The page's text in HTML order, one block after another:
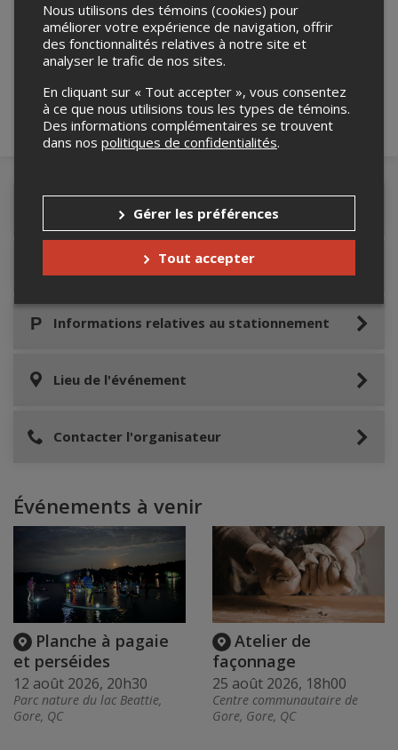
Merci de confirmer que vous n'êtes pas un
robot ci-bas.
Détails de l'événement
Accès au site de l'événement
Informations relatives au stationnement
Lieu de l'événement
Contacter l'organisateur
Événements à venir
Planche à pagaie
et perséides
12 août 2026, 20h30
Parc nature du lac Beattie,
Gore, QC
Atelier de
façonnage
25 août 2026, 18h00
Centre communautaire de
Gore, Gore, QC
Nous utilisons des témoins (cookies) pour
améliorer votre expérience de navigation, offrir
des fonctionnalités relatives à notre site et
analyser le trafic de nos sites.
En cliquant sur « Tout accepter », vous consentez
à ce que nous utilisions tous les types de témoins.
Des informations complémentaires se trouvent
dans nos politiques de confidentialités.
Gérer les préférences
Tout accepter